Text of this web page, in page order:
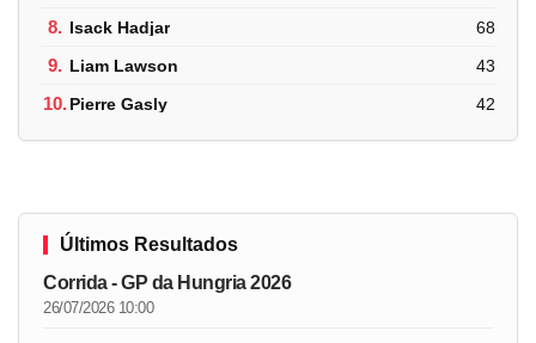
8. Isack Hadjar 68
9. Liam Lawson 43
10.Pierre Gasly 42
Últimos Resultados
Corrida - GP da Hungria 2026
26/07/2026 10:00